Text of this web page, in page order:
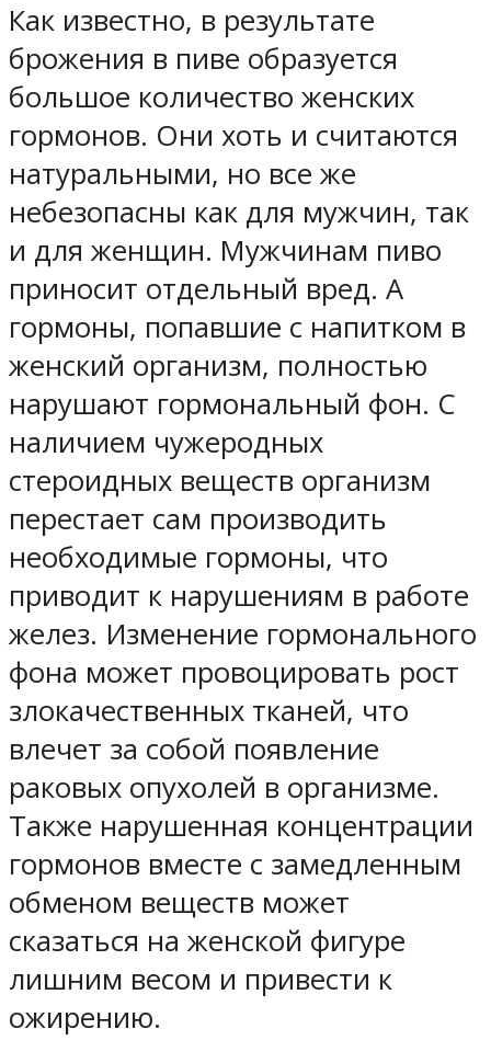
Как известно, в результате
брожения в пиве образуется
большое количество женских
гормонов. Они хоть и считаются
натуральными, но все же
небезопасны как для мужчин, так
и для женщин. Мужчинам пиво
приносит отдельный вред. А
гормоны, попавшие с напитком в
женский организм, полностью
нарушают гормональный фон. С
наличием чужеродных
стероидных веществ организм
перестает сам производить
необходимые гормоны, что
приводит к нарушениям в работе
желез. Изменение гормонального
фона может провоцировать рост
злокачественных тканей, что
влечет за собой появление
раковых опухолей в организме.
Также нарушенная концентрации
гормонов вместе с замедленным
обменом веществ может
сказаться на женской фигуре
лишним весом и привести к
ожирению.